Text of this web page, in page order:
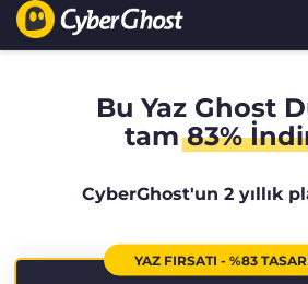
Bu Yaz Ghost
tam83%
CyberGhost'un 2 yıllık
YAZ FIRSATI - %83